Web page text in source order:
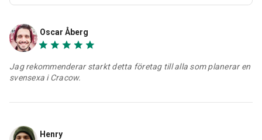
Oscar Åberg
Jag rekommenderar starkt detta företag till alla som planerar en
svensexa i Cracow.
Henry